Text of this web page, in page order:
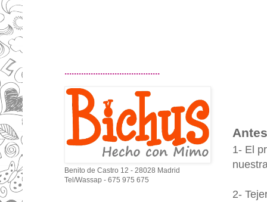
1- El
2-
........................................
Benito de Castro 12 - 28028 Madrid
Tel/Wassap - 675 975 675